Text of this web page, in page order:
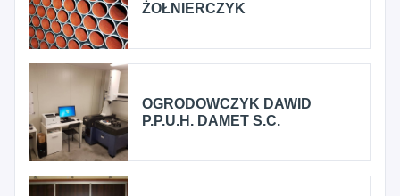
ŻOŁNIERCZYK
OGRODOWCZYK DAWID
P.P.U.H. DAMET S.C.